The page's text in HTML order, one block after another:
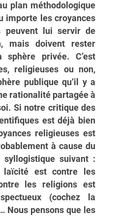
plan méthodologique
importe les croyances
peuvent lui servir de
mais doivent rester
sphère privée. C’est
religieuses ou non,
publique qu’il y a
rationalité partagée à
Si notre critique des
est déjà bien
religieuses est
à cause du
syllogistique suivant :
est contre les
les religions est
(cochez la
Nous pensons que les